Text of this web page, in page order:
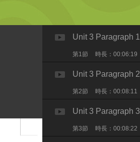
Unit 3 Paragraph 1
第1節 時長：00:06:19
Unit 3 Paragraph 2
第2節 時長：00:08:11
Unit 3 Paragraph 3
第3節 時長：00:08:22